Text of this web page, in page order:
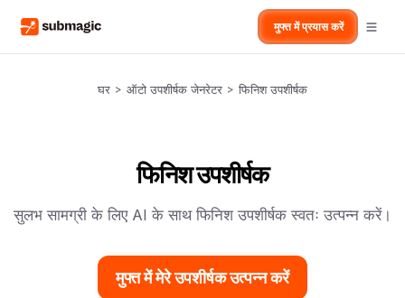
मुफ्त में प्रयास करें
घर > ऑटो उपशीर्षक जेनरेटर > फिनिश उपशीर्षक
फिनिश उपशीर्षक
सुलभ सामग्री के लिए AI के साथ फिनिश उपशीर्षक स्वतः उत्पन्न करें।
मुफ्त में मेरे उपशीर्षक उत्पन्न करें